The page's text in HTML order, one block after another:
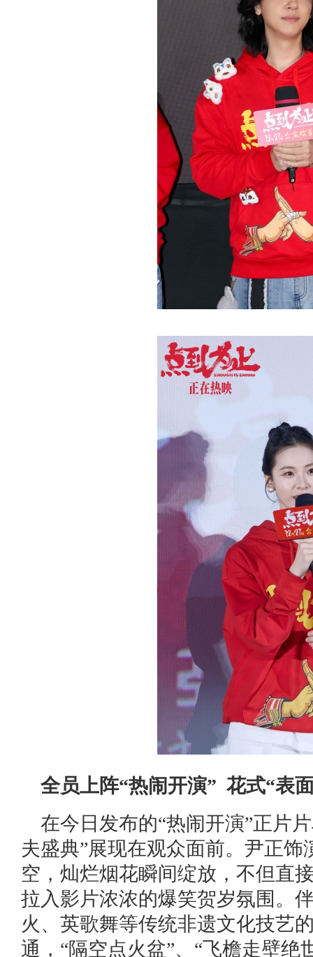
全员上阵“热闹开演” 花式“表
在今日发布的“热闹开演”正片
夫盛典”展现在观众面前。尹正
空，灿烂烟花瞬间绽放，不但直
拉入影片浓浓的爆笑贺岁氛围。
火、英歌舞等传统非遗文化技艺
通，“隔空点火盆”、“飞檐走壁绝